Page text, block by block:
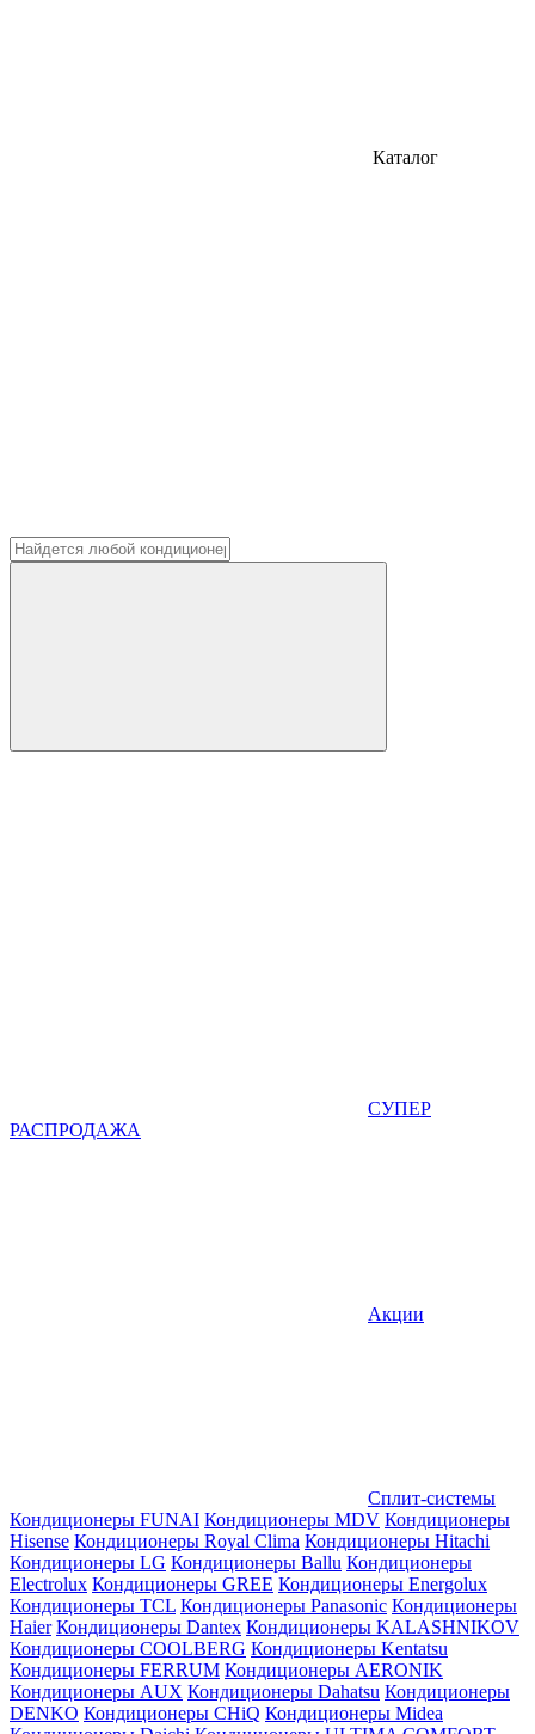
Каталог
СУПЕР
РАСПРОДАЖА
Акции
Сплит-системы
Кондиционеры FUNAI Кондиционеры MDV Кондиционеры
Hisense Кондиционеры Royal Clima Кондиционеры Hitachi
Кондиционеры LG Кондиционеры Ballu Кондиционеры
Electrolux Кондиционеры GREE Кондиционеры Energolux
Кондиционеры TCL Кондиционеры Panasonic Кондиционеры
Haier Кондиционеры Dantex Кондиционеры KALASHNIKOV
Кондиционеры СOOLBERG Кондиционеры Kentatsu
Кондиционеры FERRUM Кондиционеры AERONIK
Кондиционеры AUX Кондиционеры Dahatsu Кондиционеры
DENKO Кондиционеры CHiQ Кондиционеры Midea